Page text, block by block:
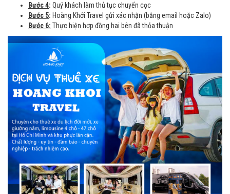
Bước 4: Quý khách làm thủ tục chuyển cọc
Bước 5: Hoàng Khởi Travel gửi xác nhận (bằng email hoặc Zalo)
Bước 6: Thực hiện hợp đồng hai bên đã thỏa thuận